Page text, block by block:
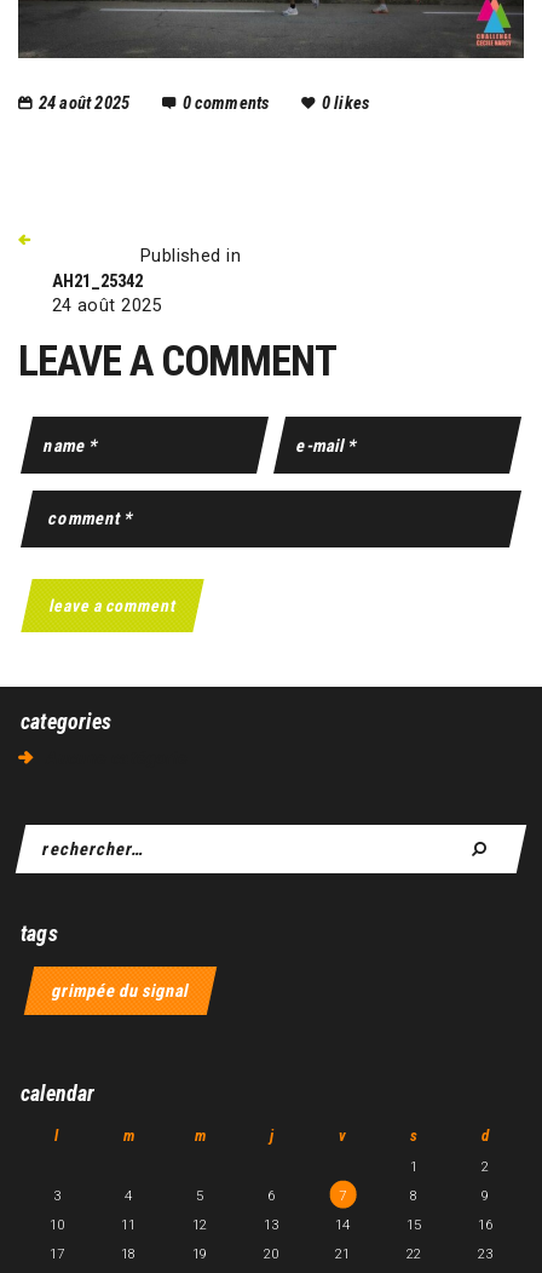
24 août 2025 0comments 0likes
Published in
AH21_25342
24 août 2025
LEAVE A COMMENT
categories
tags
grimpée du signal
calendar
l m m j v s d
1
2
3
4 5 6 7 8
9
10
11 12 13 14 15
16
17
18 19 20 21 22
23